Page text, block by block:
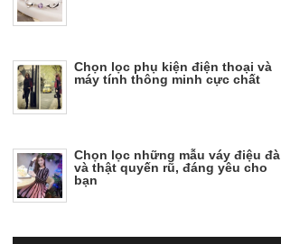
Chọn lọc phụ kiện điện thoại và
máy tính thông minh cực chất
Chọn lọc những mẫu váy điệu đà
và thật quyến rũ, đáng yêu cho
bạn